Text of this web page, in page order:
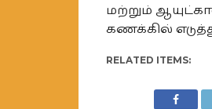
மற்றும்
கணக்கில்
RELATED ITEMS: